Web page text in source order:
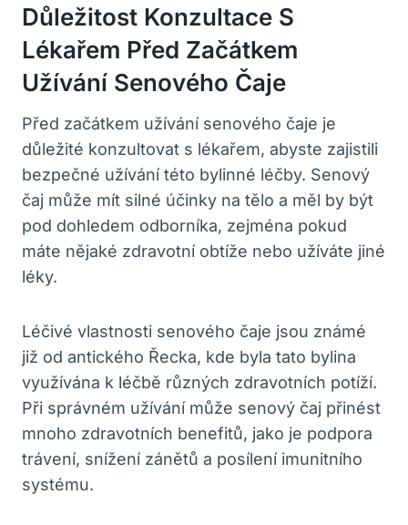
Důležitost Konzultace S
Lékařem Před Začátkem
Užívání Senového Čaje
Před začátkem užívání senového čaje je
důležité konzultovat s lékařem, abyste zajistili
bezpečné užívání této bylinné léčby. Senový
čaj může mít silné účinky na tělo a měl by být
pod dohledem odborníka, zejména pokud
máte nějaké zdravotní obtíže nebo užíváte jiné
léky.
Léčivé vlastnosti senového čaje jsou známé
již od antického Řecka, kde byla tato bylina
využívána k léčbě různých zdravotních potíží.
Při správném užívání může senový čaj přinést
mnoho zdravotních benefitů, jako je podpora
trávení, snížení zánětů a posílení imunitního
systému.